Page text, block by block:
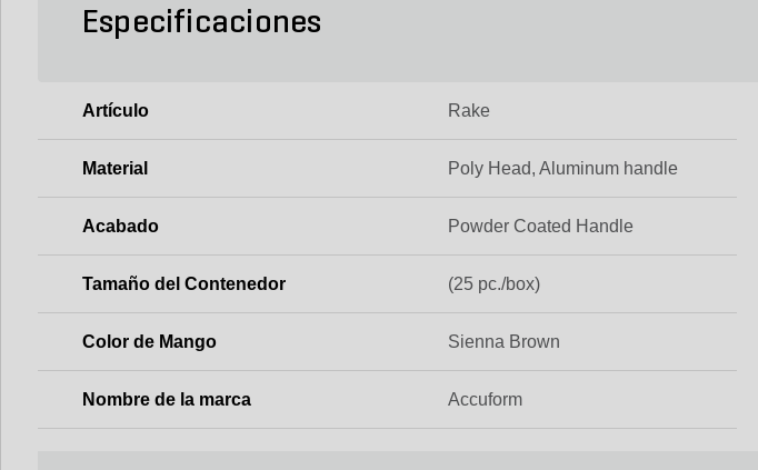
Especificaciones
Artículo Rake
Material Poly Head, Aluminum handle
Acabado Powder Coated Handle
Tamaño del Contenedor (25 pc./box)
Color de Mango Sienna Brown
Nombre de la marca Accuform